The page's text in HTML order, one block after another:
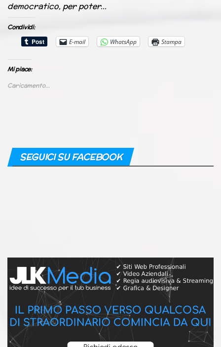
democratico, per poter…
Condividi:
E-mail
WhatsApp Stampa
Mi piace:
Caricamento...
SEGUICI SU FACEBOOK